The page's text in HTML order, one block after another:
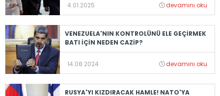
4.01.2025 devamını oku
VENEZUELA'NIN KONTROLÜNÜ ELE GEÇİRMEK
BATI İÇİN NEDEN CAZİP?
14.08.2024 devamını oku
RUSYA'YI KIZDIRACAK HAMLE! NATO'YA